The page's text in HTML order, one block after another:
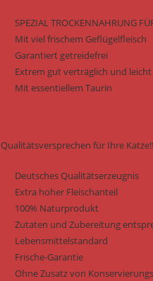
SPEZIAL TROCKENNAHRUNG
Mit viel frischem Geflügelfleisch
Garantiert getreidefrei
Extrem gut verträglich und
Mit essentiellem Taurin
Qualitätsversprechen für Ihre
Deutsches Qualitätserzeugnis
Extra hoher Fleischanteil
100% Naturprodukt
Zutaten und Zubereitung
Lebensmittelstandard
Frische-Garantie
Ohne Zusatz von